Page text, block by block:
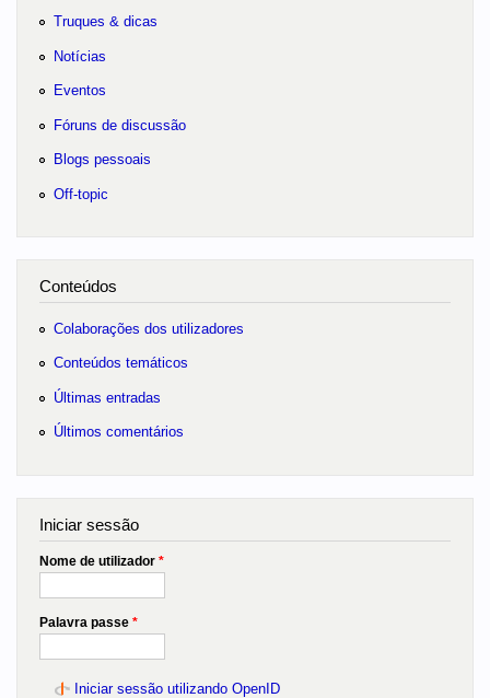
Truques & dicas
Notícias
Eventos
Fóruns de discussão
Blogs pessoais
Off-topic
Conteúdos
Colaborações dos utilizadores
Conteúdos temáticos
Últimas entradas
Últimos comentários
Iniciar sessão
Nome de utilizador *
Palavra passe *
Iniciar sessão utilizando OpenID